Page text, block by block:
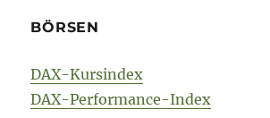
BÖRSEN
DAX-Kursindex
DAX-Performance-Index